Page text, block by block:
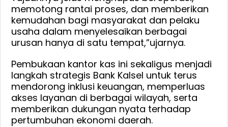
memotong rantai proses, dan memberikan
kemudahan bagi masyarakat dan pelaku
usaha dalam menyelesaikan berbagai
urusan hanya di satu tempat,”ujarnya.
Pembukaan kantor kas ini sekaligus menjadi
langkah strategis Bank Kalsel untuk terus
mendorong inklusi keuangan, memperluas
akses layanan di berbagai wilayah, serta
memberikan dukungan nyata terhadap
pertumbuhan ekonomi daerah.